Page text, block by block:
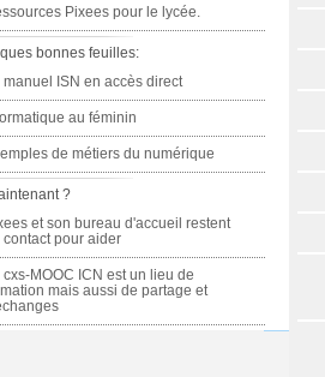
Pixees pour le lycée.
bonnes feuilles:
manuel ISN en accès direct
au féminin
de métiers du numérique
?
et son bureau d'accueil restent
contact pour aider
cxs-MOOC ICN est un lieu de
mais aussi de partage et